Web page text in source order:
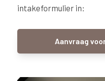
intakeformulier in:
Aanvraag